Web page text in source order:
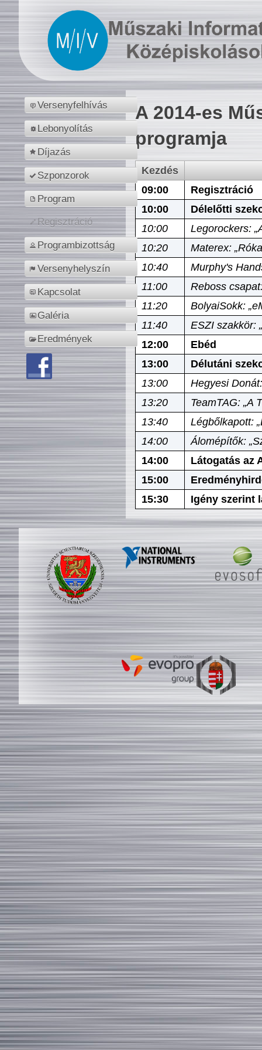
Versenyfelhívás
Lebonyolítás
Díjazás
Szponzorok
Program
Regisztráció
Programbizottság
Versenyhelyszín
Kapcsolat
Galéria
Eredmények
A 2014-es
programja
Kezdés
09:00
Regisztráció
10:00
Délelőtti
10:00
Legorockers:
10:20
Materex:
10:40
Murphy's
11:00
Reboss
11:20
BolyaiSokk:
11:40
ESZI szakkör:
12:00
Ebéd
13:00
Délutáni
13:00
Hegyesi
13:20
TeamTAG: „A
13:40
Légbőlkapott:
14:00
Álomépítők:
14:00
Látogatás az
15:00
15:30
Igény szerint